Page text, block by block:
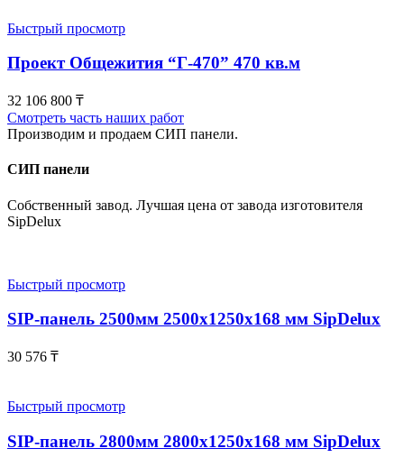
Быстрый просмотр
Проект Общежития “Г-470” 470 кв.м
32 106 800 ₸
Смотреть часть наших работ
Производим и продаем СИП панели.
СИП панели
Собственный завод. Лучшая цена от завода изготовителя
SipDelux
Быстрый просмотр
SIP-панель 2500мм 2500x1250x168 мм SipDelux
30 576 ₸
Быстрый просмотр
SIP-панель 2800мм 2800x1250x168 мм SipDelux